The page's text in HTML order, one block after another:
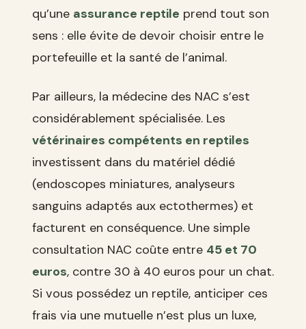
qu’une assurance reptile prend tout son
sens : elle évite de devoir choisir entre le
portefeuille et la santé de l’animal.
Par ailleurs, la médecine des NAC s’est
considérablement spécialisée. Les
vétérinaires compétents en reptiles
investissent dans du matériel dédié
(endoscopes miniatures, analyseurs
sanguins adaptés aux ectothermes) et
facturent en conséquence. Une simple
consultation NAC coûte entre 45 et 70
euros, contre 30 à 40 euros pour un chat.
Si vous possédez un reptile, anticiper ces
frais via une mutuelle n’est plus un luxe,